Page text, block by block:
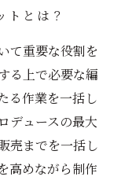
トとは？
て重要な役割を
る上で必要な編
る作業を一括し
デュースの最大
売までを一括し
高めながら制作